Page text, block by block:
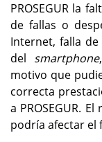
PROSEGUR la
de fallas o
Internet, falla
del smartphone
motivo que
correcta
a PROSEGUR.
podría afectar el